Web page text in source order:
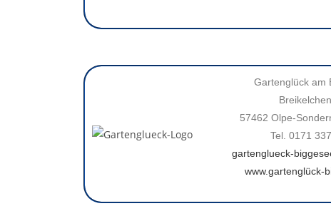
Gartenglück am
57462 Olpe-
Tel. 0171
gartenglueck-
www.gartenglück-